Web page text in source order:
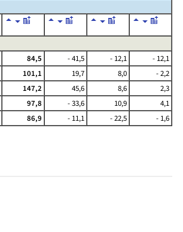
84,5 - 41,5 - 12,1
- 12,1
101,1 19,7 8,0
- 2,2
147,2 45,6 8,6
2,3
97,8 - 33,6 10,9
4,1
86,9 - 11,1 - 22,5 - 1,6